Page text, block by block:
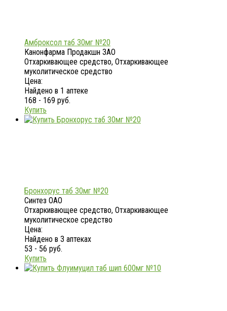
Амброксол таб 30мг №20
Канонфарма Продакшн ЗАО
Отхаркивающее средство, Отхаркивающее
муколитическое средство
Цена:
Найдено в 1 аптеке
168 - 169 руб.
Купить
Бронхорус таб 30мг №20
Синтез ОАО
Отхаркивающее средство, Отхаркивающее
муколитическое средство
Цена:
Найдено в 3 аптеках
53 - 56 руб.
Купить